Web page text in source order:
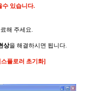
수 있습니다.
해 주세요.
상을 해결하시면 됩니다.
플로러 초기화]